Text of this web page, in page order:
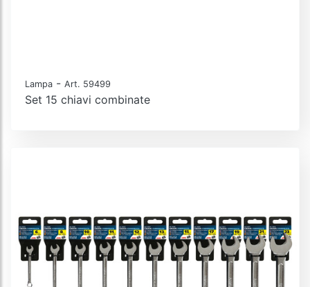
Lampa - Art. 59499
Set 15 chiavi combinate